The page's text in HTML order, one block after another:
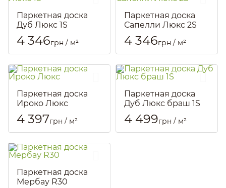
Паркетная доска
Дуб Люкс 1S
Артикул:: 815
4 346грн / м²
Паркетная доска
Сапелли Люкс 2S
Артикул:: 835
4 346грн / м²
Паркетная доска
Ироко Люкс
Артикул:: 826
4 397грн / м²
Паркетная доска
Дуб Люкс браш 1S
Артикул:: 818
4 499грн / м²
Паркетная доска
Мербау R30